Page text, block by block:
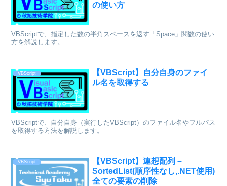
の使い方
VBScriptで、指定した数の半角スペースを返す「Space」関数の使い
方を解説します。
VBScript
【VBScript】自分自身のファイ
ル名を取得する
VBScriptで、自分自身（実行したVBScript）のファイル名やフルパス
を取得する方法を解説します。
VBScript
【VBScript】連想配列 –
SortedList(順序性なし,.NET使用)
全ての要素の削除